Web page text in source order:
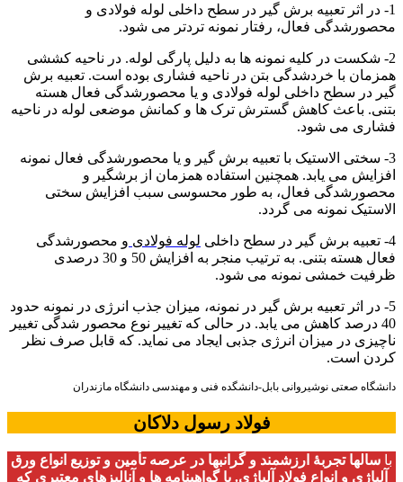
1- در اثر تعبیه برش گیر در سطح داخلی لوله فولادی و
محصورشدگی فعال، رفتار نمونه تردتر می شود.
2- شکست در کلیه نمونه ها به دلیل پارگی لوله. در ناحیه کششی
همزمان با خردشدگی بتن در ناحیه فشاری بوده است. تعبیه برش
گیر در سطح داخلی لوله فولادی و یا محصورشدگی فعال هسته
بتنی. باعث کاهش گسترش ترک ها و کمانش موضعی لوله در ناحیه
فشاری می شود.
3- سختی الاستیک با تعبیه برش گیر و یا محصورشدگی فعال نمونه
افزایش می یابد. همچنین استفاده همزمان از برشگیر و
محصورشدگی فعال، به طور محسوسی سبب افزایش سختی
الاستیک نمونه می گردد.
4- تعبیه برش گیر در سطح داخلی لوله فولادی و محصورشدگی
فعال هسته بتنی. به ترتیب منجر به افزایش 50 و 30 درصدی
ظرفیت خمشی نمونه می شود.
5- در اثر تعبیه برش گیر در نمونه، میزان جذب انرژی در نمونه حدود
40 درصد کاهش می یابد. در حالی که تغییر نوع محصور شدگی تغییر
ناچیزی در میزان انرژی جذبی ایجاد می نماید. که قابل صرف نظر
کردن است.
دانشگاه صعتی نوشیروانی بابل-دانشگده فنی و مهندسی دانشگاه مازندران
فولاد رسول دلاکان
با سالها تجربۀ ارزشمند و گرانبها در عرصه تأمین و توزیع انواع ورق
آلیاژی و انواع فولاد آلیاژی. با گواهینامه ها و آنالیزهای معتبری که